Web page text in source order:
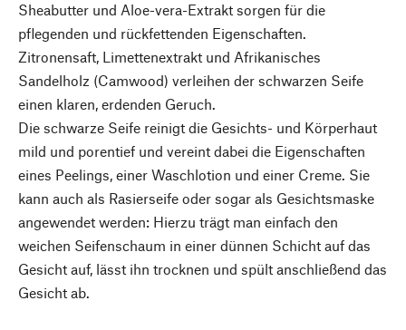
Sheabutter und Aloe-vera-Extrakt sorgen für die
pflegenden und rückfettenden Eigenschaften.
Zitronensaft, Limettenextrakt und Afrikanisches
Sandelholz (Camwood) verleihen der schwarzen Seife
einen klaren, erdenden Geruch.
Die schwarze Seife reinigt die Gesichts- und Körperhaut
mild und porentief und vereint dabei die Eigenschaften
eines Peelings, einer Waschlotion und einer Creme. Sie
kann auch als Rasierseife oder sogar als Gesichtsmaske
angewendet werden: Hierzu trägt man einfach den
weichen Seifenschaum in einer dünnen Schicht auf das
Gesicht auf, lässt ihn trocknen und spült anschließend das
Gesicht ab.